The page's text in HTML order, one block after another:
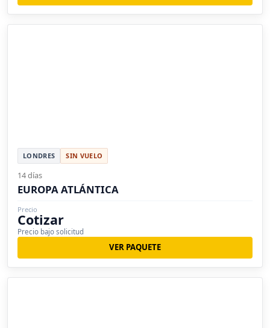
LONDRES SIN VUELO
14 días
EUROPA ATLÁNTICA
Precio
Cotizar
Precio bajo solicitud
VER PAQUETE